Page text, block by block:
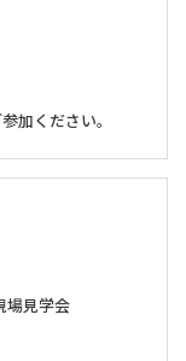
加ください。
場見学会